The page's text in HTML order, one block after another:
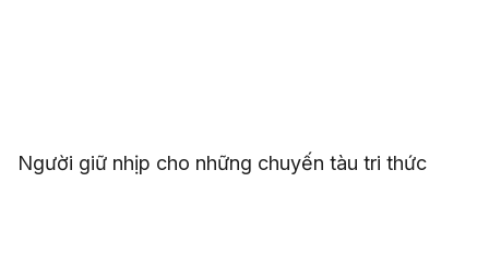
Người giữ nhịp cho những chuyến tàu tri thức